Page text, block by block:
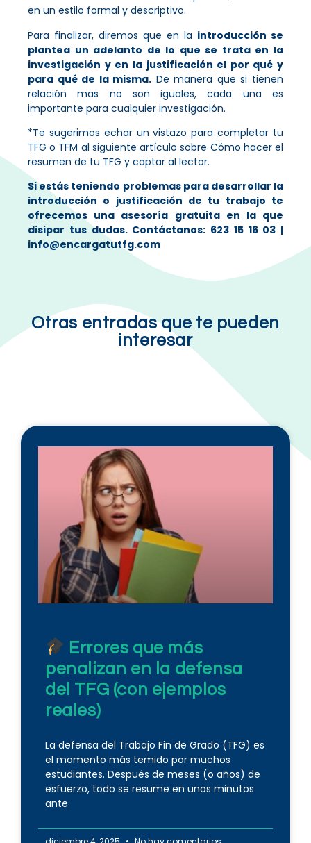
en un estilo formal y descriptivo.
Para finalizar, diremos que en la introducción se
plantea un adelanto de lo que se trata en la
investigación y en la justificación el por qué y
para qué de la misma. De manera que si tienen
relación mas no son iguales, cada una es
importante para cualquier investigación.
*Te sugerimos echar un vistazo para completar tu
TFG o TFM al siguiente artículo sobre Cómo hacer el
resumen de tu TFG y captar al lector.
Si estás teniendo problemas para desarrollar la
introducción o justificación de tu trabajo te
ofrecemos una asesoría gratuitaen la que
disipar tus dudas. Contáctanos: 623 15 16 03 |
info@encargatutfg.com
Otras entradas que te pueden
interesar
Errores que más
penalizan en la defensa
del TFG (con ejemplos
reales)
La defensa del Trabajo Fin de Grado (TFG) es
el momento más temido por muchos
estudiantes. Después de meses (o años) de
esfuerzo, todo se resume en unos minutos
ante